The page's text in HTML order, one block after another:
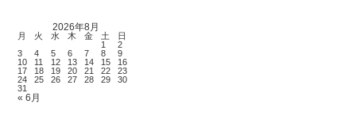
2026年8月
月 火 水 木 金 土
日
1
2
3
4 5 6 7 8
9
10
11 12 13 14 15
16
17
18 19 20 21 22
23
24
25 26 27 28 29
30
31
« 6月